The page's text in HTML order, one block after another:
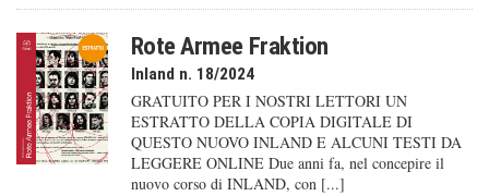
Rote Armee Fraktion
Inland n. 18/2024
GRATUITO PER I NOSTRI LETTORI UN
ESTRATTO DELLA COPIA DIGITALE DI
QUESTO NUOVO INLAND E ALCUNI TESTI DA
LEGGERE ONLINE Due anni fa, nel concepire il
nuovo corso di INLAND, con [...]